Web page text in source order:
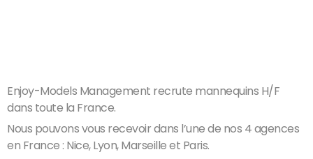
Enjoy-Models Management recrute mannequins H/F
dans toute la France.
Nous pouvons vous recevoir dans l’une de nos 4 agences
en France : Nice, Lyon, Marseille et Paris.